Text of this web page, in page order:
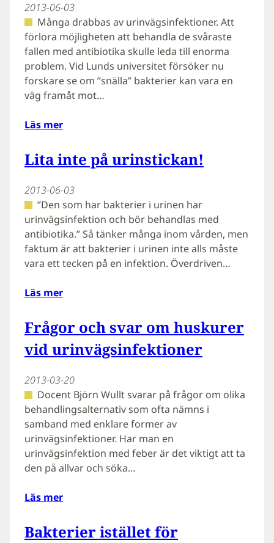
2013-06-03
Många drabbas av urinvägsinfektioner. Att
förlora möjligheten att behandla de svåraste
fallen med antibiotika skulle leda till enorma
problem. Vid Lunds universitet försöker nu
forskare se om ”snälla” bakterier kan vara en
väg framåt mot…
Läs mer
Lita inte på urinstickan!
2013-06-03
”Den som har bakterier i urinen har
urinvägsinfektion och bör behandlas med
antibiotika.” Så tänker många inom vården, men
faktum är att bakterier i urinen inte alls måste
vara ett tecken på en infektion. Överdriven…
Läs mer
Frågor och svar om huskurer
vid urinvägsinfektioner
2013-03-20
Docent Björn Wullt svarar på frågor om olika
behandlingsalternativ som ofta nämns i
samband med enklare former av
urinvägsinfektioner. Har man en
urinvägsinfektion med feber är det viktigt att ta
den på allvar och söka…
Läs mer
Bakterier istället för